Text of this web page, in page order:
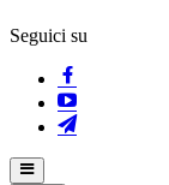
Seguici su